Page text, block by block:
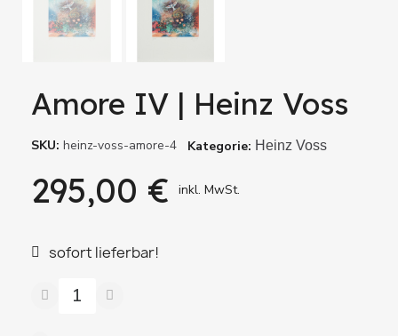
Amore IV | Heinz Voss
SKU heinz-voss-amore-4 Kategorie Heinz Voss
295,00 € inkl. MwSt.
sofort lieferbar!